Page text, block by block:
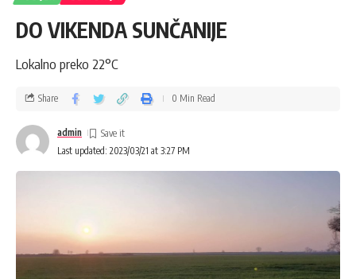
DO VIKENDA SUNČANIJE
Lokalno preko 22°C
Last updated: 2023/03/21 at 3:27 PM
admin
Share 0 Min Read